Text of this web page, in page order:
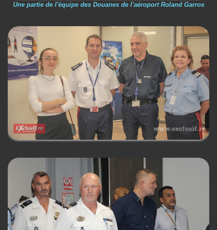
Une partie de l'équipe des Douanes de l'aéroport Roland Garros